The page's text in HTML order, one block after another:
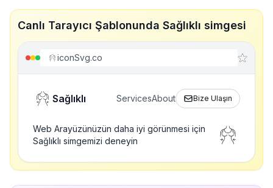
Canlı Tarayıcı Şablonunda Sağlıklı simgesi
iconSvg.co
Sağlıklı ServicesAbout Bize Ulaşın
Web Arayüzünüzün daha iyi görünmesi için
Sağlıklı simgemizi deneyin